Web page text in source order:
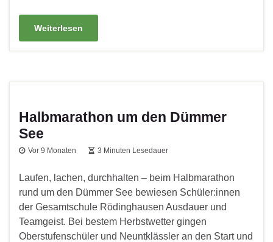
Weiterlesen
Halbmarathon um den Dümmer
See
Vor 9 Monaten 3 Minuten Lesedauer
Laufen, lachen, durchhalten – beim Halbmarathon
rund um den Dümmer See bewiesen Schüler:innen
der Gesamtschule Rödinghausen Ausdauer und
Teamgeist. Bei bestem Herbstwetter gingen
Oberstufenschüler und Neuntklässler an den Start und